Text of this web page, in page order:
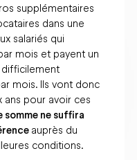
supplémentaires
dans une
salariés qui
mois et payent un
mois. Ils vont donc
pour avoir ces
ne suffira
auprès du
conditions.